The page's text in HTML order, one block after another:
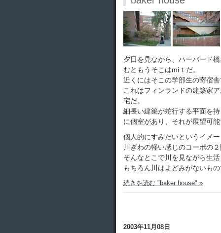
夕日を見ながら、ハーバード
むともうそこはmiｔだ。
近くにはそこの学部生の寄宿
これはフィンランドの建築家
宅だ。
細長い建築が蛇行する平面を
に個室があり、それが展望可
個人的にすみたいというイメ
川ぎわの軽い感じのコーポの
そんなとこで川を見ながら生
もちろん川はよどみがないも
続きを読む "baker house" »
2003年11月08日